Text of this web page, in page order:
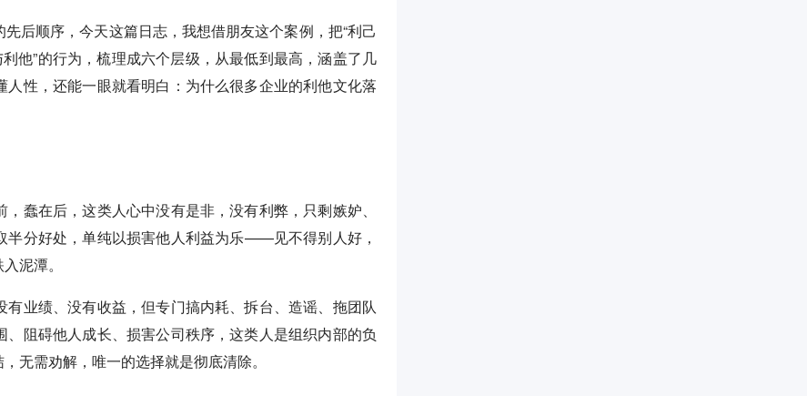
后顺序，今天这篇日志，我想借朋友这个案例，把“利己
他”的行为，梳理成六个层级，从最低到最高，涵盖了几
性，还能一眼就看明白：为什么很多企业的利他文化落
蠢在后，这类人心中没有是非，没有利弊，只剩嫉妒、
半分好处，单纯以损害他人利益为乐——见不得别人好，
泥潭。
业绩、没有收益，但专门搞内耗、拆台、造谣、拖团队
阻碍他人成长、损害公司秩序，这类人是组织内部的负
无需劝解，唯一的选择就是彻底清除。